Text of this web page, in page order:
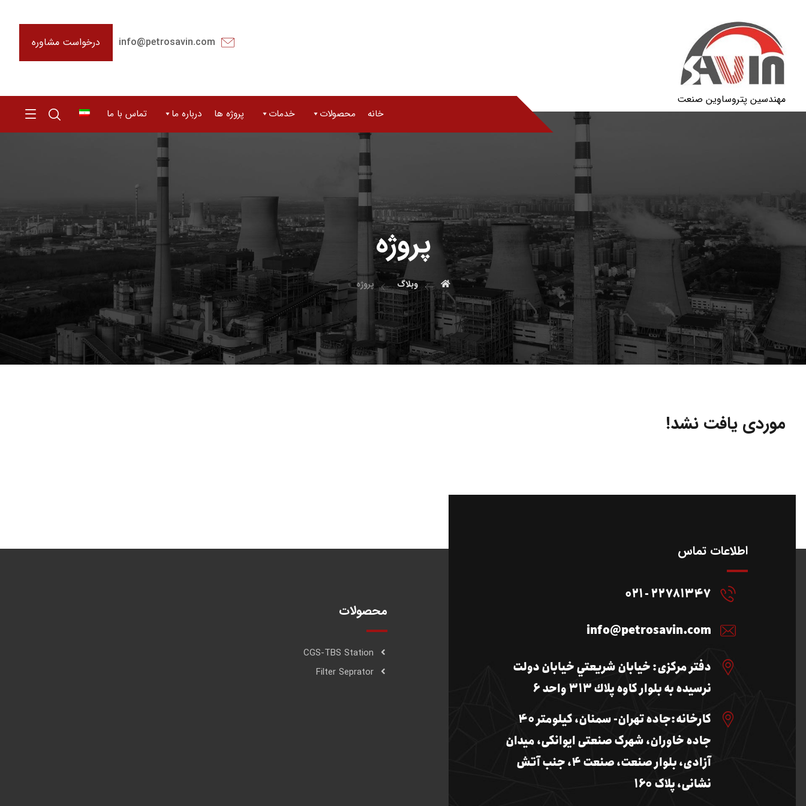
مهندسین پتروساوین صنعت
درخواست مشاوره info@petrosavin.com
خانه محصولات خدمات پروژه ها درباره ما تماس با ما
پروژه
وبلاگ پروژه
موردی یافت نشد!
اطلاعات تماس
22781347 - 021
info@petrosavin.com
دفتر مرکزی: خيابان شريعتي خيابان دولت
نرسيده به بلوار كاوه پلاك 313 واحد 6
کارخانه:جاده تهران- سمنان، کیلومتر 40
جاده خاوران، شهرک صنعتی ایوانکی، میدان
آزادی، بلوار صنعت، صنعت 4، جنب آتش
نشانی، پلاک 160
محصولات
CGS-TBS Station
Filter Seprator